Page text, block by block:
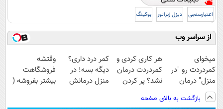
اعتبارسنجی دیزل ژنراتور بوکینگ
از سراسر وب
میخوای
کمردردت رو "در
منزل" درمان
کنی؟ (◂فیلم +
◂پرسش‌نامه)
هر کاری کردی و
کمردردت درمان
نشد؟ پر کردن
دریافت راه حل
کمر درد داری؟
دیگه بسه! در
منزل درمانش
وقتشه
فروشگاهت
بیشتر بفروشه (
بازگشت به بالای صفحه